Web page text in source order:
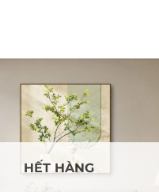
HẾT HÀNG